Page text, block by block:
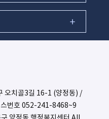
오치골3길 16-1 (양정동) /
번호 052-241-8468~9